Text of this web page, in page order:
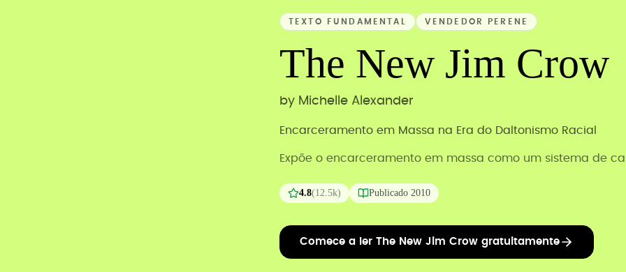
TEXTO FUNDAMENTAL VENDEDOR PERENE
The New Jim Crow
by Michelle Alexander
Encarceramento em Massa na Era do Daltonismo Racial
Expõe o encarceramento em massa como um sistema de
4.8(12.5k) Publicado 2010
Comece a ler The New Jim Crow gratuitamente